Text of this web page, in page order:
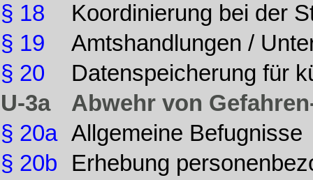
§ 18
§ 19
§ 20
U-3a
§ 20a
§ 20b
Koordinierung bei der
Amtshandlungen /
Datenspeicherung für
Abwehr von
Allgemeine Befugnisse
Erhebung